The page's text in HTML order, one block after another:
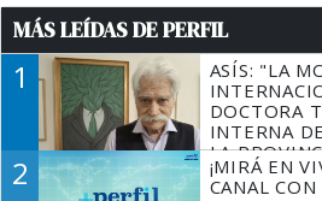
MÁS LEÍDAS DE PERFIL
1
ASÍS: "LA
DOCTORA
INTERNA
LA
2
¡MIRÁ EN
CANAL